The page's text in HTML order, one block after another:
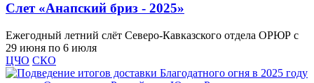
Слет «Анапский бриз - 2025»
Ежегодный летний слёт Северо-Кавказского отдела ОРЮР с
29 июня по 6 июля
ЦЧО СКО